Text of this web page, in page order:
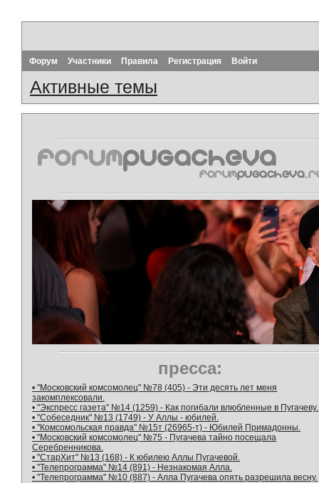
Форум Участники Правила Регистрация Войти
Активные темы
пресса:
• "Московский комсомолец" №78 (405) - Эти десять лет меня
закомплексовали.
• "Экспресс газета" №14 (1259) - Как погибали влюбленные в Пугачеву.
• "Собеседник" №13 (1749) - У Аллы - юбилей.
• "Комсомольская правда" №15т (26965-т) - Юбилей Примадонны.
• "Московский комсомолец" №75 - Пугачева тайно посещала
Серебренникова.
• "СтарХит" №13 (168) - К юбилею Аллы Пугачевой.
• "Телепрограмма" №14 (891) - Незнакомая Алла.
• "Телепрограмма" №10 (887) - Алла Пугачева опять разрешила весну.